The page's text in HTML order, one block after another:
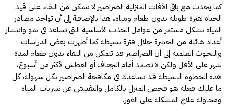
كما يحدث مع باقي الآفات المنزلية الصراصير لا تتمكن من البقاء على قيد
الحياة لفترة طويلة بدون طعام ومياه، هذا بالإضافة إلى أن تواجد مصادر
المياه بشكل مستمر من عوامل الجذب الأساسية التي تساعد في نمو وانتشار
أعداد هائلة من الحشرة خلال فترة بسيطة كما أظهرت بعض الدراسات
والبحوث العلمية إلى أن الصراصير قد تتمكن من البقاء بدون طعام لمدة
شهر على الأقل ولكن لا تصمد أمام الجفاف أو العطش لأكثر من أسبوع،
هذه الخطوة البسيطة قد تساعدك في مكافحة الصراصير بكل سهولة، كل
ما عليك فعله هو فحص المنزل بالكامل والتفتيش عن تسربات المياه
ومحاولة علاج المشكلة على الفور.